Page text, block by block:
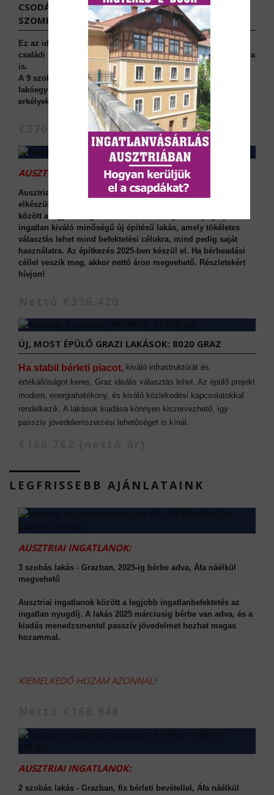
CSODÁLATOS OTTHON NEM MESSZE
SZOMBATHELYTŐL.
Ez az idilli ausztriai ingatlan egy többszintes többgenerációs
családi ház, amely kiváló lehetőséget kínál két család számára
is.
A 9 szobás, 190 m² lakótérrel rendelkező ház két külön
lakóegységből áll, saját kerttel, garázzsal, teraszokkal és
erkélyekkel.
AUSZTRIAI INGATLANOK:
Ausztriai ingatlanok: 3 szobás lakás - Bécsben, 2025-ös
elkészüléssel, Áfa náélkül megvehető Ausztriai ingatlanok
között a legjobb ingatlanbefektetés az ingatlan nyugdíj. Az
ingatlan kiváló minőségű új építésű lakás, amely tökéletes
választás lehet mind befektetési célokra, mind pedig saját
használatra. Az építkezés 2025-ben készül el. Ha bérbeadási
céllel veszik meg, akkor nettó áron megvehető. Részletekért
hívjon!
ÚJ, MOST ÉPÜLŐ GRAZI LAKÁSOK: 8020 GRAZ
Ha stabil bérleti piacot, kiváló infrastruktúrát és
értékállóságot keres, Graz ideális választás lehet. Az épülő projekt
modern, energiahatékony, és kiváló közlekedési kapcsolatokkal
rendelkezik. A lakások kiadása könnyen kiszervezhető, így
passzív jövedelemszerzési lehetőséget is kínál.
LEGFRISSEBB AJÁNLATAINK
AUSZTRIAI INGATLANOK:
3 szobás lakás - Grazban, 2025-ig bérbe adva, Áfa náélkül
megvehető
Ausztriai ingatlanok között a legjobb ingatlanbefektetés az
ingatlan nyugdíj. A lakás 2025 márciusig bérbe van adva, és a
kiadás menedzsmentel passzív jövedelmet hozhat magas
hozammal.
KIEMELKEDŐ HOZAM AZONNAL!
AUSZTRIAI INGATLANOK:
2 szobás lakás - Grazban, fix bérleti bevétellel, Áfa náélkül